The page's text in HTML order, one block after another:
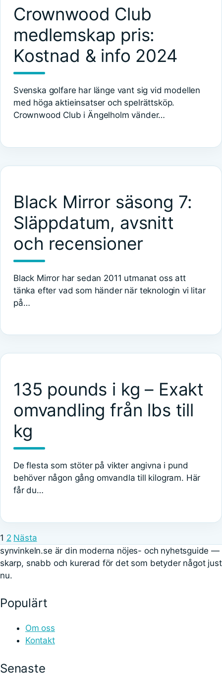
Crownwood Club
medlemskap pris:
Kostnad & info 2024
Svenska golfare har länge vant sig vid modellen
med höga aktieinsatser och spelrättsköp.
Crownwood Club i Ängelholm vänder…
Black Mirror säsong 7:
Släppdatum, avsnitt
och recensioner
Black Mirror har sedan 2011 utmanat oss att
tänka efter vad som händer när teknologin vi litar
på…
135 pounds i kg – Exakt
omvandling från lbs till
kg
De flesta som stöter på vikter angivna i pund
behöver någon gång omvandla till kilogram. Här
får du…
1 2 Nästa
synvinkeln.se är din moderna nöjes- och nyhetsguide —
skarp, snabb och kurerad för det som betyder något just
nu.
Populärt
Om oss
Kontakt
Senaste